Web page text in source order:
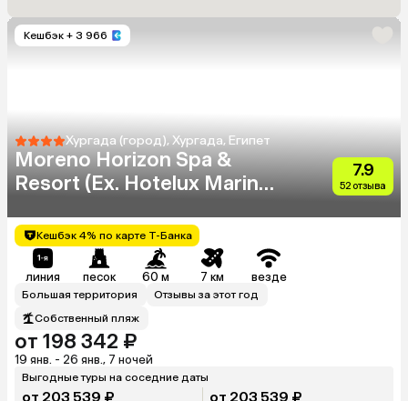
Кешбэк + 3 966
Хургада (город), Хургада, Египет
Moreno Horizon Spa &
Resort (Ex. Hotelux Marina
7.9
52 отзыва
Кешбэк 4% по карте Т-Банка
линия песок 60 м 7 км везде
Большая территория
Отзывы за этот год
Собственный пляж
от 198 342 ₽
19 янв. - 26 янв., 7 ночей
Выгодные туры на соседние даты
от 203 539 ₽ от 203 539 ₽